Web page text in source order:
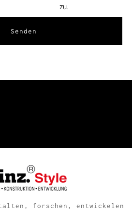
zu.
Senden
forschen, entwickelen